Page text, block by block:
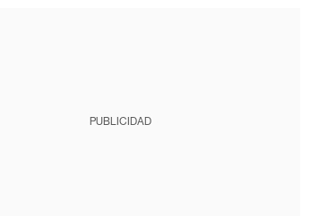
PUBLICIDAD